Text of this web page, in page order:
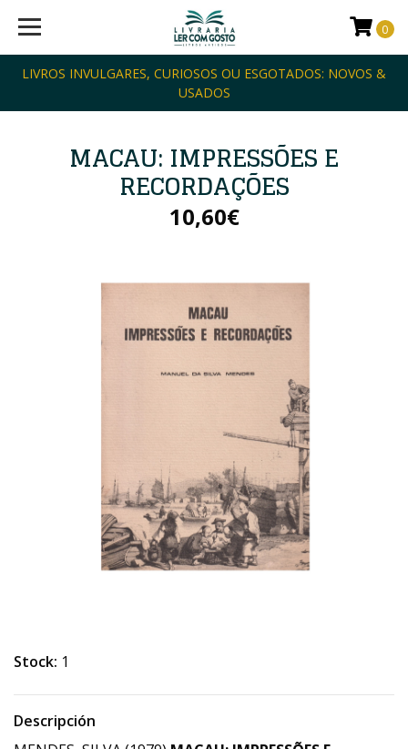
LIVROS INVULGARES, CURIOSOS OU ESGOTADOS: NOVOS &
USADOS
0
MACAU: IMPRESSÕES E
RECORDAÇÕES
10,60€
Stock: 1
Descripción